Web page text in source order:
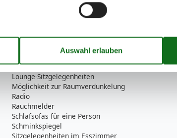
Herd
Kultur
Lounge-Sitzgelegenheiten
Möglichkeit zur Raumverdunkelung
Radio
Rauchmelder
Schlafsofas für eine Person
Schminkspiegel
Sitzgelegenheiten im Esszimmer